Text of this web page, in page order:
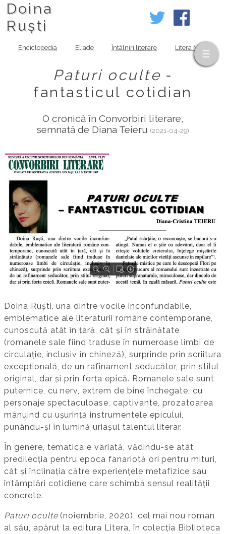
Doina
Ruști
Enciclopedia Eliade Întâlniri literare Litera MOV
Paturi oculte ‑
fantasticul cotidian
O cronică în Convorbiri literare,
semnată de Diana Teieru (2021-04-29)
Doina Ruști, una dintre vocile inconfundabile,
emblematice ale literaturii române contemporane,
cunoscută atât în țară, cât și în străinătate
(romanele sale fiind traduse în numeroase limbi de
circulație, inclusiv în chineză), surprinde prin scriitura
excepțională, de un rafinament seducător, prin stilul
original, dar și prin forța epică. Romanele sale sunt
puternice, cu nerv, extrem de bine închegate, cu
personaje spectaculoase, captivante, prozatoarea
mânuind cu ușurință instrumentele epicului,
punându-și în lumină uriașul talentul literar.
În genere, tematica e variată, vădindu-se atât
predilecția pentru epoca fanariotă ori pentru mituri,
cât și înclinația către experiențele metafizice sau
întâmplări cotidiene care schimbă sensul realității
concrete.
Paturi oculte(noiembrie, 2020), cel mai nou roman
al său, apărut la editura Litera, în colecția Biblioteca